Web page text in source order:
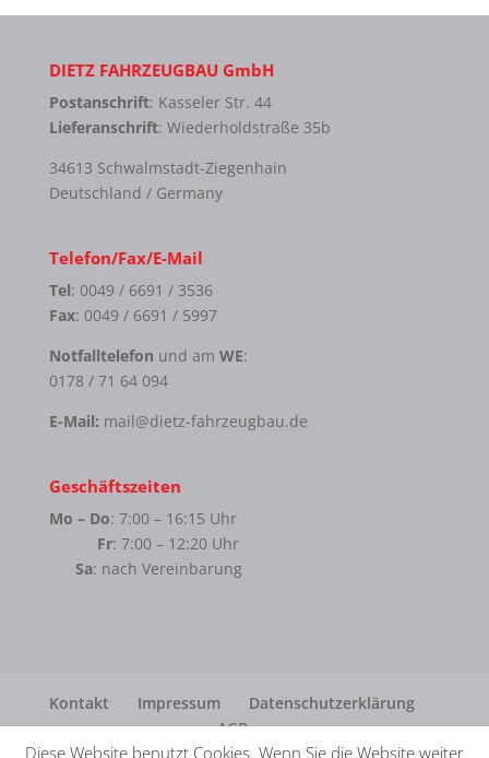
DIETZ FAHRZEUGBAU GmbH
Postanschrift: Kasseler Str. 44
Lieferanschrift: Wiederholdstraße 35b
34613 Schwalmstadt-Ziegenhain
Deutschland / Germany
Telefon/Fax/E-Mail
Tel: 0049 / 6691 / 3536
Fax: 0049 / 6691 / 5997
Notfalltelefon und am WE:
0178 / 71 64 094
E-Mail: mail@dietz-fahrzeugbau.de
Geschäftszeiten
Mo – Do: 7:00 – 16:15 Uhr
Fr: 7:00 – 12:20 Uhr
Sa: nach Vereinbarung
Kontakt Impressum
Datenschutzerklärung
AGB
Diese Website benutzt Cookies. Wenn Sie die Website weiter